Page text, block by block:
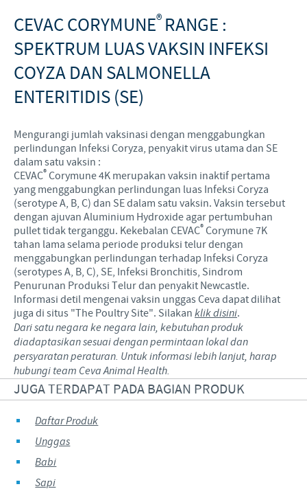
CEVAC CORYMUNE® RANGE :
SPEKTRUM LUAS VAKSIN INFEKSI
COYZA DAN SALMONELLA
ENTERITIDIS (SE)
Mengurangi jumlah vaksinasi dengan menggabungkan
perlindungan Infeksi Coryza, penyakit virus utama dan SE
dalam satu vaksin :
CEVAC® Corymune 4K merupakan vaksin inaktif pertama
yang menggabungkan perlindungan luas Infeksi Coryza
(serotype A, B, C) dan SE dalam satu vaksin. Vaksin tersebut
dengan ajuvan Aluminium Hydroxide agar pertumbuhan
pullet tidak terganggu. Kekebalan CEVAC® Corymune 7K
tahan lama selama periode produksi telur dengan
menggabungkan perlindungan terhadap Infeksi Coryza
(serotypes A, B, C), SE, Infeksi Bronchitis, Sindrom
Penurunan Produksi Telur dan penyakit Newcastle.
Informasi detil mengenai vaksin unggas Ceva dapat dilihat
juga di situs "The Poultry Site". Silakan klik disini.
Dari satu negara ke negara lain, kebutuhan produk
diadaptasikan sesuai dengan permintaan lokal dan
persyaratan peraturan. Untuk informasi lebih lanjut, harap
hubungi team Ceva Animal Health.
JUGA TERDAPAT PADA BAGIAN PRODUK
Daftar Produk
Unggas
Babi
Sapi